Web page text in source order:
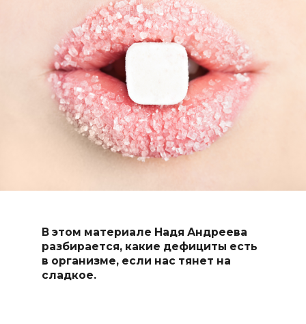
В этом материале Надя Андреева
разбирается, какие дефициты есть
в организме, если нас тянет на
сладкое.